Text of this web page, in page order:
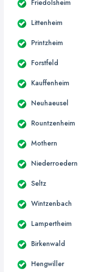
Friedolsheim
Littenheim
Printzheim
Forstfeld
Kauffenheim
Neuhaeusel
Rountzenheim
Mothern
Niederroedern
Seltz
Wintzenbach
Lampertheim
Birkenwald
Hengwiller